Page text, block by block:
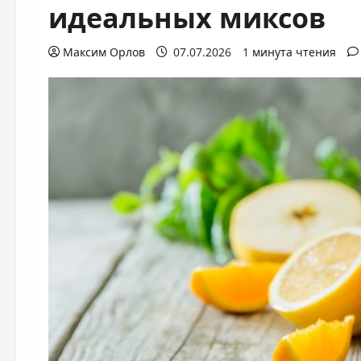
идеальных миксов
Максим Орлов 07.07.2026 1 минута чтения